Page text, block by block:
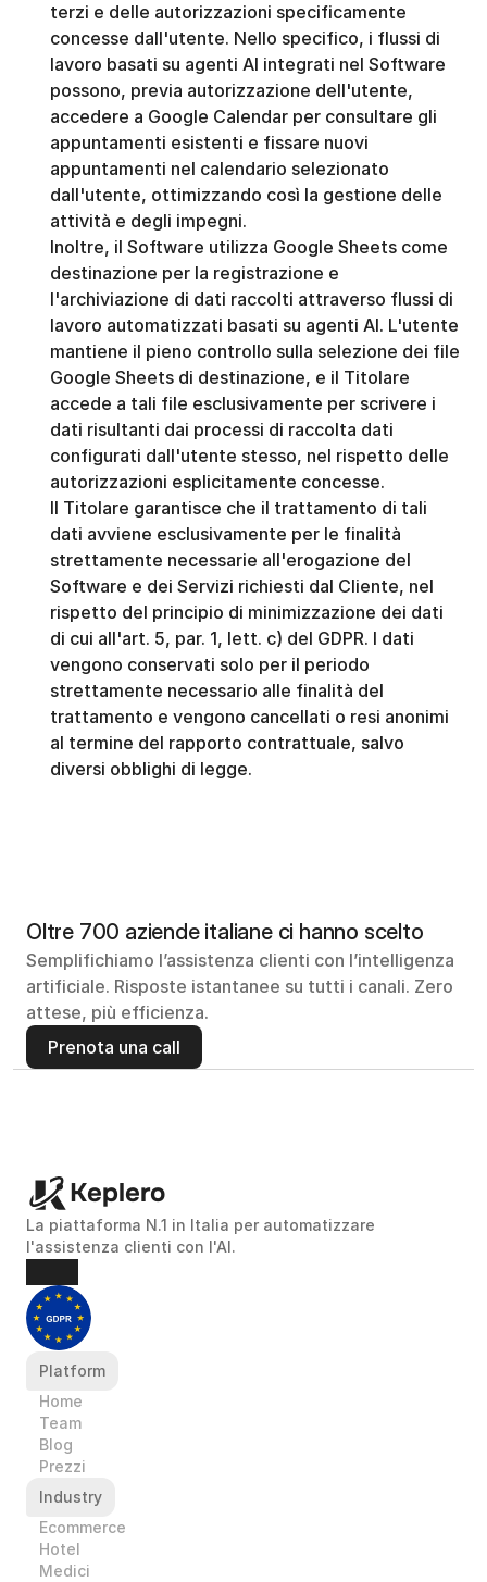
terzi e delle autorizzazioni specificamente
concesse dall'utente. Nello specifico, i flussi di
lavoro basati su agenti AI integrati nel Software
possono, previa autorizzazione dell'utente,
accedere a Google Calendar per consultare gli
appuntamenti esistenti e fissare nuovi
appuntamenti nel calendario selezionato
dall'utente, ottimizzando così la gestione delle
attività e degli impegni.
Inoltre, il Software utilizza Google Sheets come
destinazione per la registrazione e
l'archiviazione di dati raccolti attraverso flussi di
lavoro automatizzati basati su agenti AI. L'utente
mantiene il pieno controllo sulla selezione dei file
Google Sheets di destinazione, e il Titolare
accede a tali file esclusivamente per scrivere i
dati risultanti dai processi di raccolta dati
configurati dall'utente stesso, nel rispetto delle
autorizzazioni esplicitamente concesse.
Il Titolare garantisce che il trattamento di tali
dati avviene esclusivamente per le finalità
strettamente necessarie all'erogazione del
Software e dei Servizi richiesti dal Cliente, nel
rispetto del principio di minimizzazione dei dati
di cui all'art. 5, par. 1, lett. c) del GDPR. I dati
vengono conservati solo per il periodo
strettamente necessario alle finalità del
trattamento e vengono cancellati o resi anonimi
al termine del rapporto contrattuale, salvo
diversi obblighi di legge.
Oltre 700 aziende italiane ci hanno scelto
Semplifichiamo l’assistenza clienti con l’intelligenza
artificiale. Risposte istantanee su tutti i canali. Zero
attese, più efficienza.
Prenota una call
Keplero
La piattaforma N.1 in Italia per automatizzare
l'assistenza clienti con l'AI.
Platform
Home
Team
Blog
Prezzi
Industry
Ecommerce
Hotel
Medici